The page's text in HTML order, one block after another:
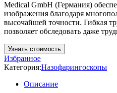
Medical GmbH (Германия)
изображения благодаря
высочайшей точности. Гибкая
позволяет обследовать даже
Узнать стоимость
Избранное
Категория:Назофарингоскопы
Описание